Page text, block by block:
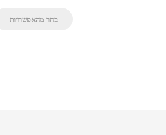
בחר מהאפשרויות